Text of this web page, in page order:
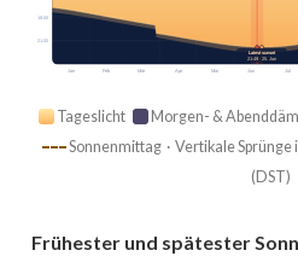
Jan Feb Mär Apr Mai Jun Jul
18:00
21:00
Latest sunset
21:49 · 25. Jun
Tageslicht Morgen- &
Sonnenmittag · Vertikale
(DST)
Frühester und spätester